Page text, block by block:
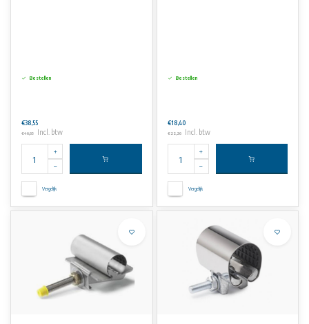
Bestellen
€38,55
€46,65 Incl. btw
Vergelijk
Bestellen
€18,40
€22,26 Incl. btw
Vergelijk